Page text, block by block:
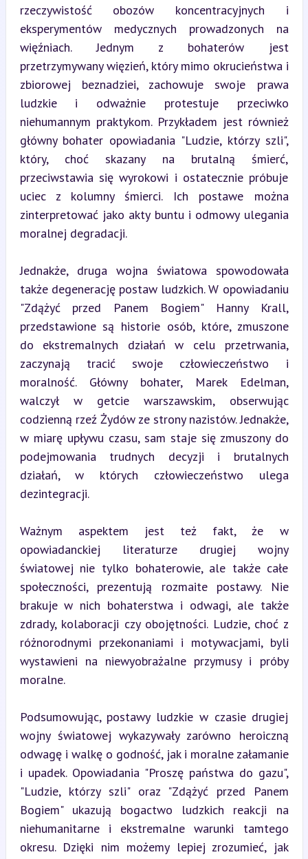
rzeczywistość obozów koncentracyjnych i
eksperymentów medycznych prowadzonych na
więźniach. Jednym z bohaterów jest
przetrzymywany więzień, który mimo okrucieństwa i
zbiorowej beznadziei, zachowuje swoje prawa
ludzkie i odważnie protestuje przeciwko
niehumannym praktykom. Przykładem jest również
główny bohater opowiadania "Ludzie, którzy szli",
który, choć skazany na brutalną śmierć,
przeciwstawia się wyrokowi i ostatecznie próbuje
uciec z kolumny śmierci. Ich postawe można
zinterpretować jako akty buntu i odmowy ulegania
moralnej degradacji.
Jednakże, druga wojna światowa spowodowała
także degenerację postaw ludzkich. W opowiadaniu
"Zdążyć przed Panem Bogiem" Hanny Krall,
przedstawione są historie osób, które, zmuszone
do ekstremalnych działań w celu przetrwania,
zaczynają tracić swoje człowieczeństwo i
moralność. Główny bohater, Marek Edelman,
walczył w getcie warszawskim, obserwując
codzienną rzeź Żydów ze strony nazistów. Jednakże,
w miarę upływu czasu, sam staje się zmuszony do
podejmowania trudnych decyzji i brutalnych
działań, w których człowieczeństwo ulega
dezintegracji.
Ważnym aspektem jest też fakt, że w
opowiadanckiej literaturze drugiej wojny
światowej nie tylko bohaterowie, ale także całe
społeczności, prezentują rozmaite postawy. Nie
brakuje w nich bohaterstwa i odwagi, ale także
zdrady, kolaboracji czy obojętności. Ludzie, choć z
różnorodnymi przekonaniami i motywacjami, byli
wystawieni na niewyobrażalne przymusy i próby
moralne.
Podsumowując, postawy ludzkie w czasie drugiej
wojny światowej wykazywały zarówno heroiczną
odwagę i walkę o godność, jak i moralne załamanie
i upadek. Opowiadania "Proszę państwa do gazu",
"Ludzie, którzy szli" oraz "Zdążyć przed Panem
Bogiem" ukazują bogactwo ludzkich reakcji na
niehumanitarne i ekstremalne warunki tamtego
okresu. Dzięki nim możemy lepiej zrozumieć, jak